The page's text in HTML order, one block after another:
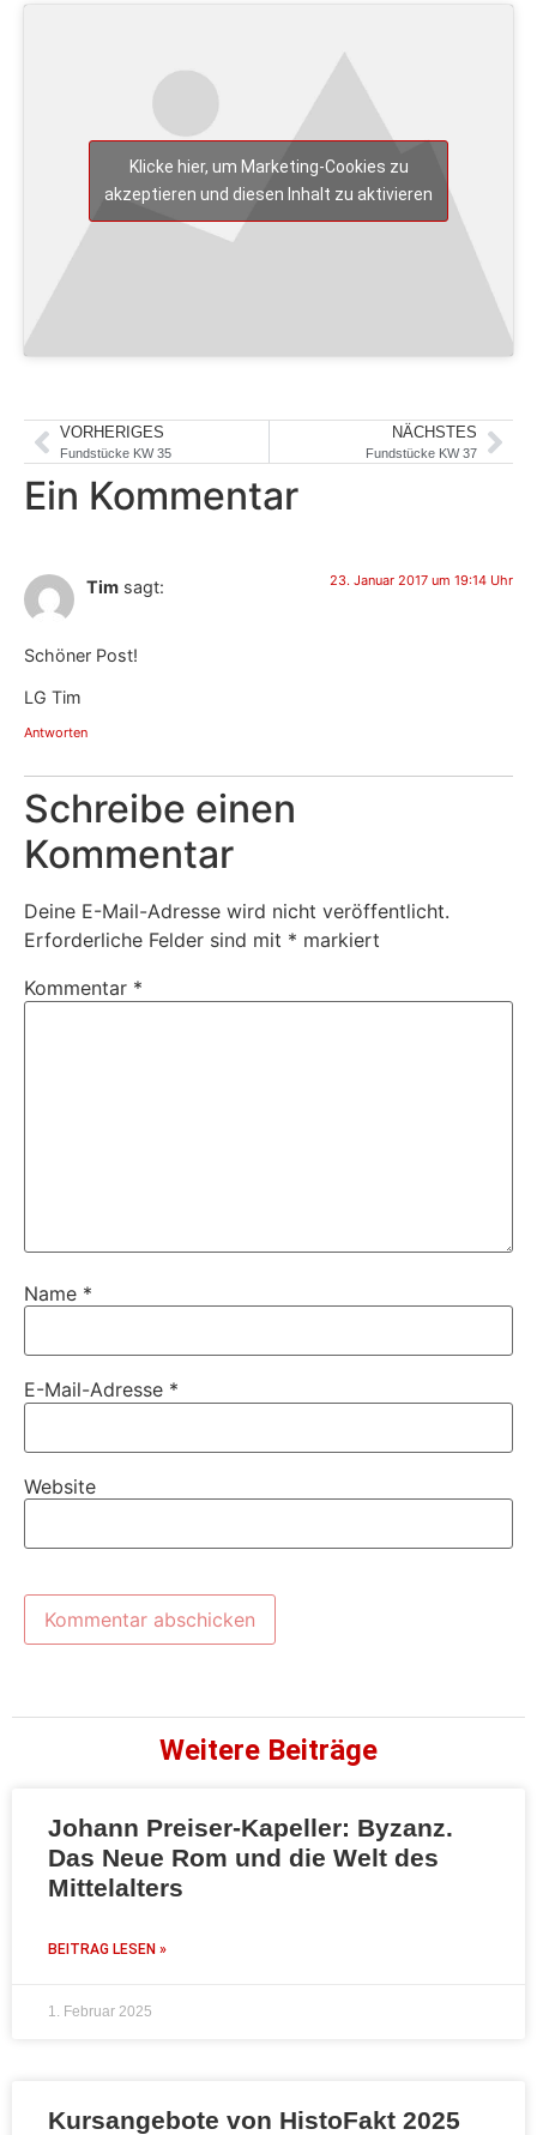
Klicke hier, um Marketing-Cookies zu
akzeptieren und diesen Inhalt zu aktivieren
VORHERIGES
Fundstücke KW 35
NÄCHSTES
Fundstücke KW 37
Ein Kommentar
Tim sagt: 23. Januar 2017 um 19:14 Uhr
Schöner Post!
LG Tim
Antworten
Schreibe einen
Kommentar
Deine E-Mail-Adresse wird nicht veröffentlicht.
Erforderliche Felder sind mit * markiert
Kommentar *
Name *
E-Mail-Adresse *
Website
Weitere Beiträge
Johann Preiser-Kapeller: Byzanz.
Das Neue Rom und die Welt des
Mittelalters
BEITRAG LESEN »
1. Februar 2025
Kursangebote von HistoFakt 2025